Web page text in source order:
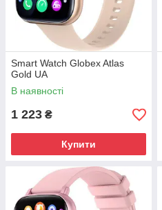
Smart Watch Globex Atlas
Gold UA
В наявності
1 223 ₴
Купити